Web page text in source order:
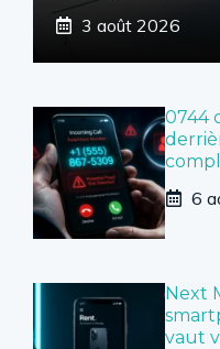
3 août 2026
0744
6
Next
vaut